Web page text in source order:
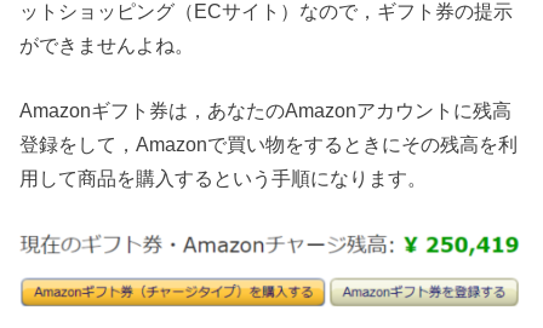
ットショッピング（ECサイト）なので，ギフト券の提示
ができませんよね。
Amazonギフト券は，あなたのAmazonアカウントに残高
登録をして，Amazonで買い物をするときにその残高を利
用して商品を購入するという手順になります。